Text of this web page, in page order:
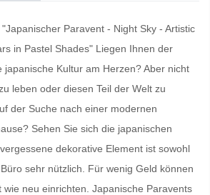
Paravent - Night Sky - Artistic
in Pastel Shades" Liegen Ihnen der
japanische Kultur am Herzen? Aber nicht
leben oder diesen Teil der Welt zu
der Suche nach einer modernen
Sehen Sie sich die japanischen
dekorative Element ist sowohl
sehr nützlich. Für wenig Geld können
wie neu einrichten. Japanische Paravents